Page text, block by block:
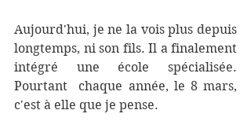
Aujourd'hui, je ne la vois plus depuis
longtemps, ni son fils. Il a finalement
intégré une école spécialisée.
Pourtant  chaque année, le 8 mars,
c'est à elle que je pense.